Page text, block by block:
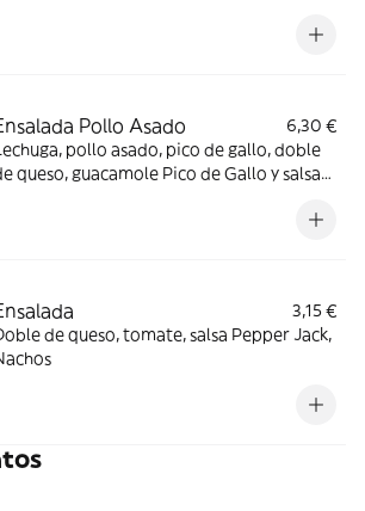
Pollo Asado
6,30 €
pollo asado, pico de gallo, doble
queso, guacamole Pico de Gallo y salsa
3,15 €
de queso, tomate, salsa Pepper Jack,